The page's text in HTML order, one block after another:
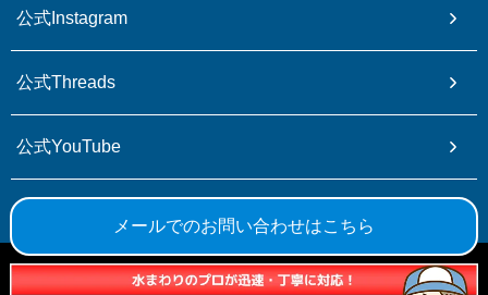
公式Instagram
公式Threads
公式YouTube
公式TikTok
© ひかり水道設備
メールでのお問い合わせはこちら